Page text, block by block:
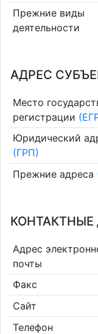
Прежние виды
деятельности
АДРЕС
Место
регистрации
Юридический
(ГРП)
Прежние адреса
Адрес
почты
Факс
Сайт
Телефон